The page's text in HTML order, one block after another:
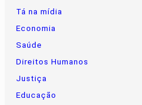
Tá na mídia
Economia
Saúde
Direitos Humanos
Justiça
Educação